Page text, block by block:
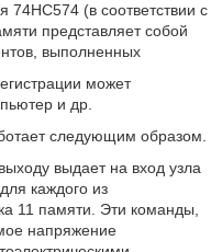
74НС574 (в соответствии с
представляет собой
выполненных
может
и др.
следующим образом.
выдает на вход узла
каждого из
11 памяти. Эти команды,
напряжение